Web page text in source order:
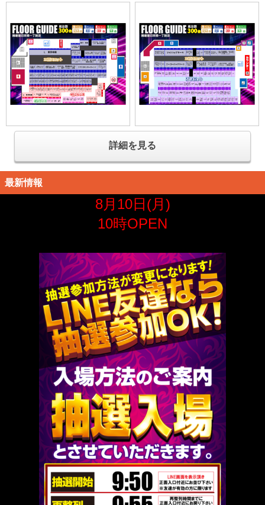
詳細を見る
最新情報
8月10日(月)
10時OPEN